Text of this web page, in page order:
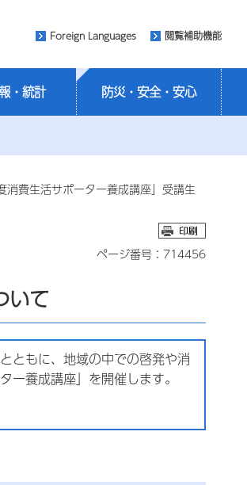
Foreign Languages 閲覧補助機能
・統計 防災・安全・安心
費生活サポーター養成講座」受講生
ページ番号：714456
いて
ともに、地域の中での啓発や消
養成講座」を開催します。